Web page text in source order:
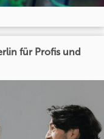
für Profis und